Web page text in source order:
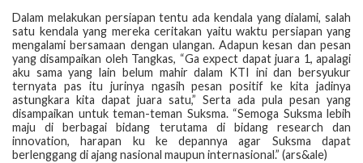
Dalam melakukan persiapan tentu ada kendala yang dialami, salah
satu kendala yang mereka ceritakan yaitu waktu persiapan yang
mengalami bersamaan dengan ulangan. Adapun kesan dan pesan
yang disampaikan oleh Tangkas, “Ga expect dapat juara 1, apalagi
aku sama yang lain belum mahir dalam KTI ini dan bersyukur
ternyata pas itu jurinya ngasih pesan positif ke kita jadinya
astungkara kita dapat juara satu,” Serta ada pula pesan yang
disampaikan untuk teman-teman Suksma. “Semoga Suksma lebih
maju di berbagai bidang terutama di bidang research dan
innovation, harapan ku ke depannya agar Suksma dapat
berlenggang di ajang nasional maupun internasional.” (ars&ale)